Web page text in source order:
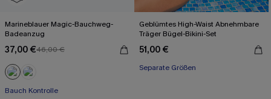
Marineblauer Magic-Bauchweg-
Badeanzug
37,00 €46,00 €
Bauch Kontrolle
Geblümtes High-Waist Abnehmbare
Träger Bügel-Bikini-Set
51,00 €
Separate Größen